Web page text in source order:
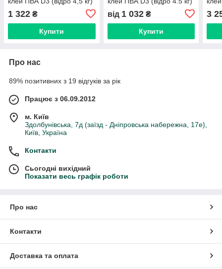
1 322 ₴
Купити
від 1 032₴
Купити
3
Про нас
89% позитивних з 19 відгуків за рік
Працює з 06.09.2012
м. Київ
Здолбунівська, 7д (заїзд - Дніпровська набережна, 17е),
Київ, Україна
Контакти
Сьогодні вихідний
Показати весь графік роботи
Про нас
Контакти
Доставка та оплата